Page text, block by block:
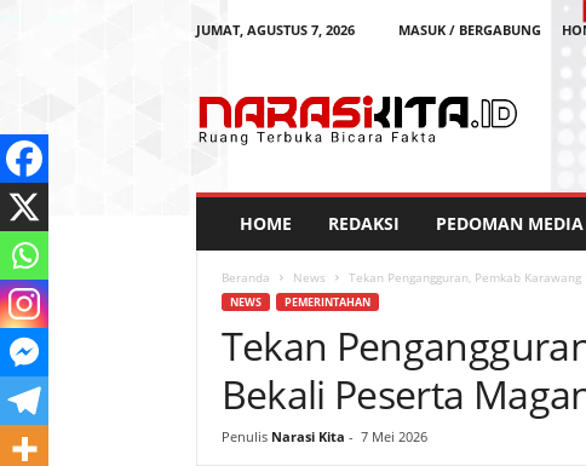
JUMAT, AGUSTUS 7, 2026 MASUK / BERGABUNG
a
HOME REDAKSI PEDOMAN MEDIA
Beranda News Tekan Pengangguran, Pemkab
NEWS PEMERINTAHAN
Tekan
Bekali Peserta
Penulis Narasi Kita - 7 Mei 2026